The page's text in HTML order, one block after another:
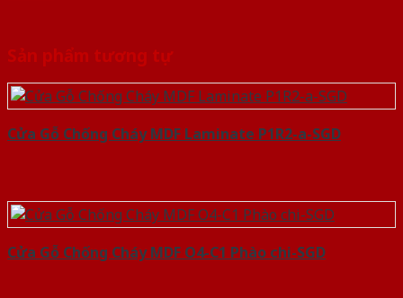
Sản phẩm tương tự
Cửa Gỗ Chống Cháy MDF Laminate P1R2-a-SGD
Cửa Gỗ Chống Cháy MDF O4-C1 Phào chi-SGD